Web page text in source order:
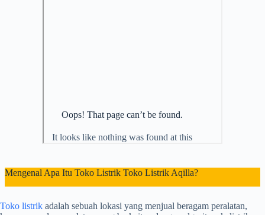
Mengenal Apa Itu Toko Listrik Toko Listrik Aqilla?
Toko listrik adalah sebuah lokasi yang menjual beragam peralatan,